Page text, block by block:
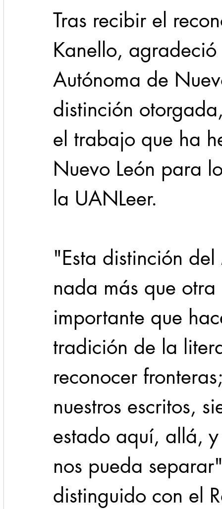
Tras recibir el
Kanello,
Autónoma de
distinción
el trabajo que ha
Nuevo León para
la UANLeer.
"Esta distinción
nada más que
importante que
tradición de la
reconocer
nuestros escritos,
estado aquí, allá,
nos pueda
distinguido con el